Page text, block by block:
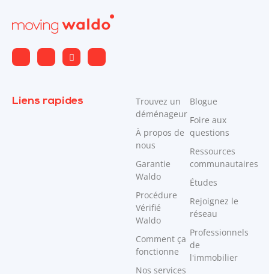
Liens rapides
Trouvez un
déménageur
À propos de
nous
Garantie
Waldo
Procédure
Vérifié
Waldo
Comment ça
fonctionne
Nos services
Blogue
Foire aux
questions
Ressources
communautaires
Études
Rejoignez le
réseau
Professionnels
de
l'immobilier